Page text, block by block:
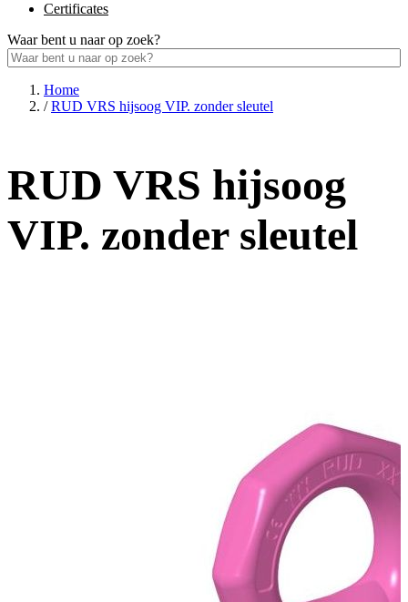
Certificates
Waar bent u naar op zoek?
Home
/ RUD VRS hijsoog VIP. zonder sleutel
RUD VRS hijsoog
VIP. zonder sleutel